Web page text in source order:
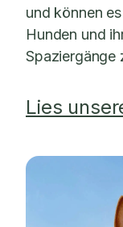
und können
Hunden und
Spaziergänge
Lies